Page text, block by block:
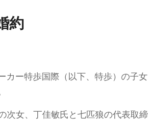
約
カー特歩国際（以下、特歩）の子女
次女、丁佳敏氏と七匹狼の代表取締